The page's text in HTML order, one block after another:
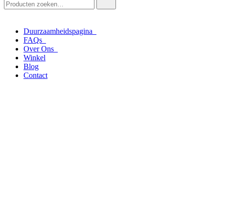
naar:
Duurzaamheidspagina
FAQs
Over Ons
Winkel
Blog
Contact